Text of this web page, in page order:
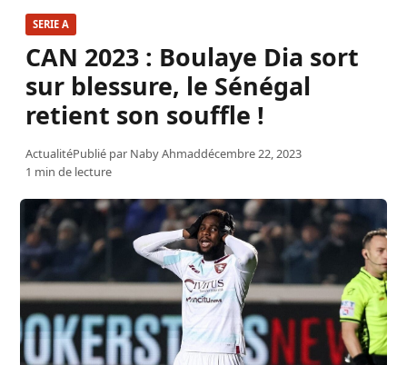
SERIE A
CAN 2023 : Boulaye Dia sort
sur blessure, le Sénégal
retient son souffle !
ActualitéPublié par Naby Ahmaddécembre 22, 2023
1 min de lecture